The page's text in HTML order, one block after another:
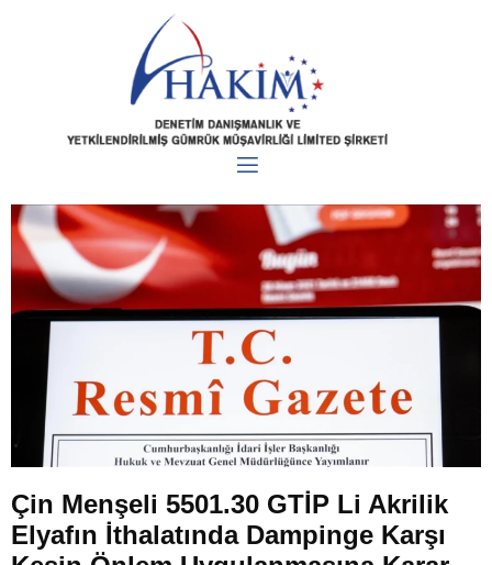
Çin Menşeli 5501.30 GTİP Li Akrilik
Elyafın İthalatında Dampinge Karşı